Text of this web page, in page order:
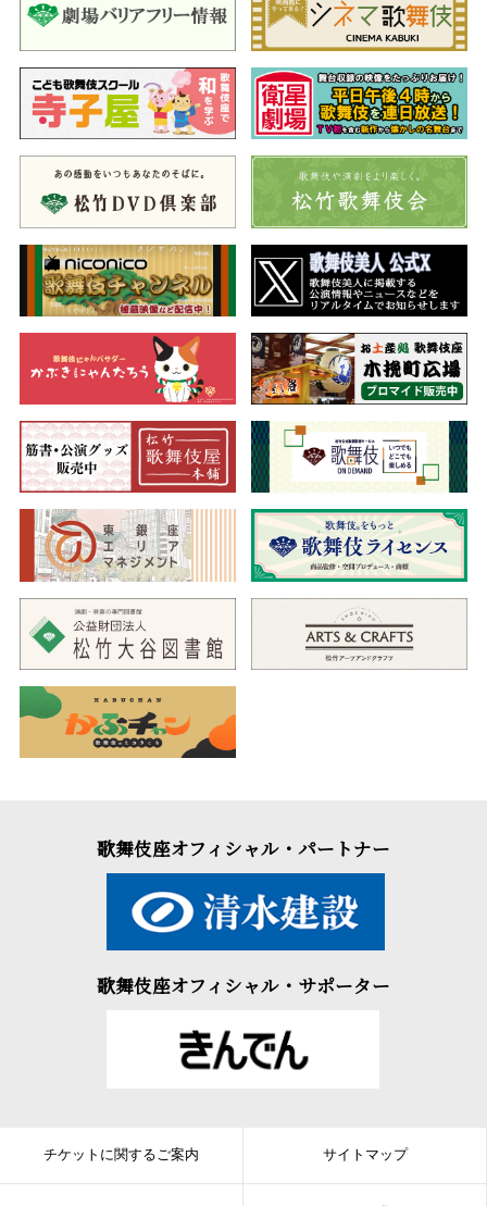
どころの一つで、包み隠した本心を語る「物語」は義太夫狂言独
三、杜若艶色紫（かきつばたいろもえどぞめ）
蛇使いのお六（福助）は、金儲けのために坊主の願哲（橋之
助）と組んで一計を企てます。それは吉原の傾城八ッ橋（扇雀）
に姉と偽り、恋人の佐野次郎左衛門（翫雀）と別れさせ、金持ち
に取り持つことでした。心ならずも次郎左衛門に愛想尽かしをし
た八ッ橋は、激怒した次郎左衛門に惨殺されてしまいます。一
方、八ッ橋を騙したお六でしたが、実は本当の姉妹であることが
わかり…。
主人公のお六は女だてらに悪事をしてのける悪婆の典型です。
縁切り、殺し、強請場と随所に見せ場を配し、江戸の風俗などの
歌舞伎座オフィシャル・パートナー
歌舞伎座オフィシャル・サポーター
チケットに関するご案内 サイトマップ